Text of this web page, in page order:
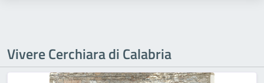
Vivere Cerchiara di Calabria